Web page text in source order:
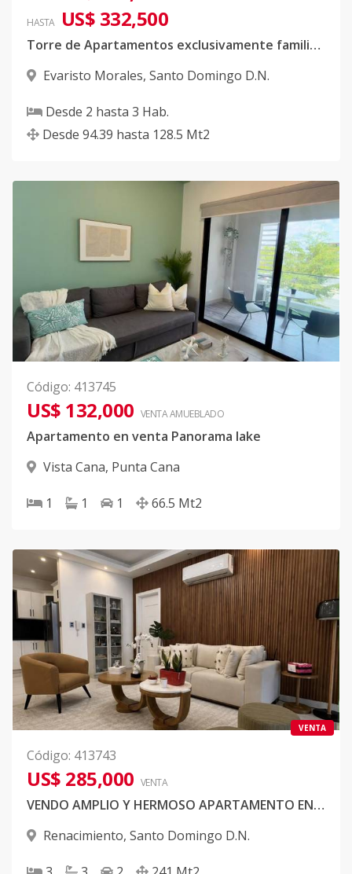
HASTA US$ 332,500
Torre de Apartamentos exclusivamente familiar en Evaristo Morales
Evaristo Morales, Santo Domingo D.N.
Desde 2 hasta 3 Hab.
Desde 94.39 hasta 128.5 Mt2
Código: 413745
US$ 132,000 VENTA AMUEBLADO
Apartamento en venta Panorama lake
Vista Cana, Punta Cana
1 1 1 66.5 Mt2
VENTA
Código: 413743
US$ 285,000 VENTA
VENDO AMPLIO Y HERMOSO APARTAMENTO EN SECTOR RENACIMIENTO. 2DO PISO CON TERRAZA
Renacimiento, Santo Domingo D.N.